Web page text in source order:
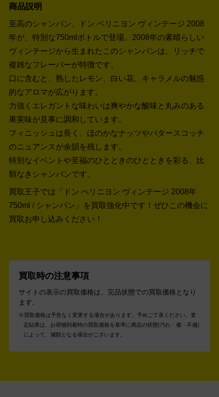
商品説明
至高のシャンパン、ドン ペリニヨン ヴィンテージ 2008
年が、特別な750mlボトルで登場。2008年の素晴らしい
ヴィンテージから生まれたこのシャンパンは、リッチで
複雑なフレーバーが特徴です。
口に含むと、熟したレモン、白い花、キャラメルの魅惑
的なアロマが広がります。
力強くエレガントな味わいは爽やかな酸味と丸みのある
果実味が見事に調和しています。
フィニッシュは長く、ほのかなナッツやバタースコッチ
のニュアンスが余韻を残します。
特別なイベントや至福のひとときのひとときを彩る、比
類なきシャンパンです。
買取王子では「ドン ぺリニヨン ヴィンテージ 2008年
750ml / シャンパン」を買取強化中です！ ぜひこの機会に
買取お申し込みください！
買取時の注意事項
サイトの表示の買取価格は、完品状態での買取価格となり
ます。
買取価格は予告なく変更する場合があります。予めご了承ください。 査
定結果は、お荷物到着時の買取価格を基準に商品の状態(汚れ・傷・不備)
によって、減額となる場合がございます。